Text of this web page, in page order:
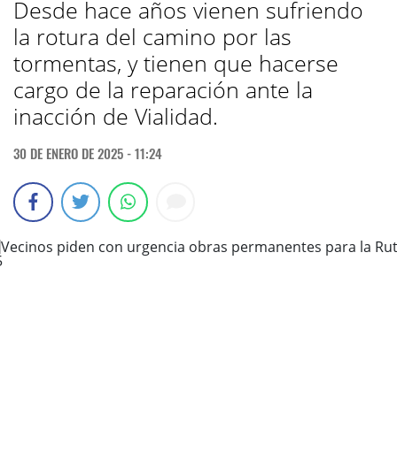
Desde hace años vienen sufriendo
la rotura del camino por las
tormentas, y tienen que hacerse
cargo de la reparación ante la
inacción de Vialidad.
30 DE ENERO DE 2025 - 11:24